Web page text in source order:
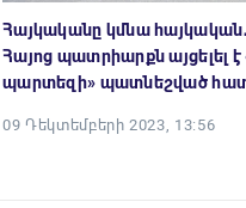
Հայկականը կմնա
Հայոց պատրիարքն այցելել է
պարտեզի» պատնեշված
09 Դեկտեմբերի 2023, 13:56